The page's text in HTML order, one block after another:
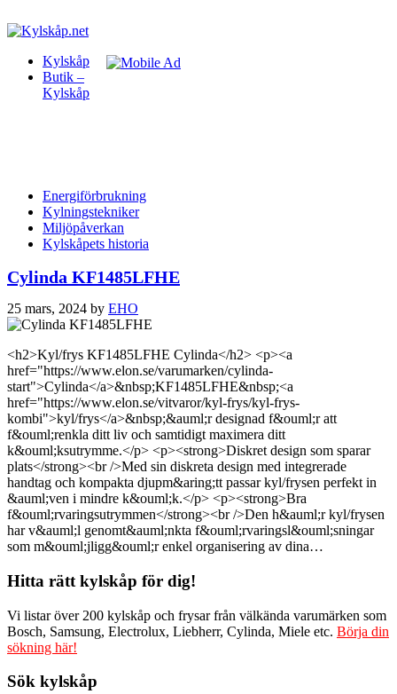
Kylskåp
Butik –
Kylskåp
Energiförbrukning
Kylningstekniker
Miljöpåverkan
Kylskåpets historia
Cylinda KF1485LFHE
25 mars, 2024 by EHO
<h2>Kyl/frys KF1485LFHE Cylinda</h2> <p><a
href="https://www.elon.se/varumarken/cylinda-
start">Cylinda</a>&nbsp;KF1485LFHE&nbsp;<a
href="https://www.elon.se/vitvaror/kyl-frys/kyl-frys-
kombi">kyl/frys</a>&nbsp;&auml;r designad f&ouml;r att
f&ouml;renkla ditt liv och samtidigt maximera ditt
k&ouml;ksutrymme.</p> <p><strong>Diskret design som sparar
plats</strong><br />Med sin diskreta design med integrerade
handtag och kompakta djupm&aring;tt passar kyl/frysen perfekt in
&auml;ven i mindre k&ouml;k.</p> <p><strong>Bra
f&ouml;rvaringsutrymmen</strong><br />Den h&auml;r kyl/frysen
har v&auml;l genomt&auml;nkta f&ouml;rvaringsl&ouml;sningar
som m&ouml;jligg&ouml;r enkel organisering av dina…
Hitta rätt kylskåp för dig!
Vi listar över 200 kylskåp och frysar från välkända varumärken som
Bosch, Samsung, Electrolux, Liebherr, Cylinda, Miele etc. Börja din
sökning här!
Sök kylskåp